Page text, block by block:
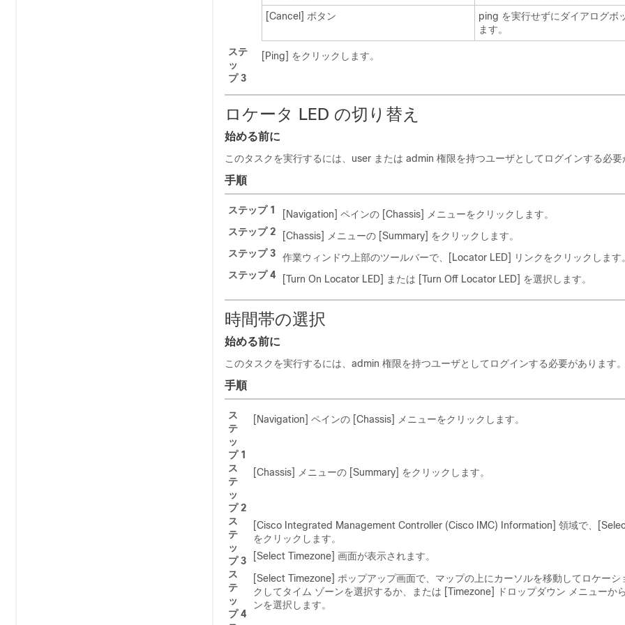
[Cancel] ボタン
ping を実行せずにダイアログボ
ます。
ステ
ッ
プ 3
[Ping] をクリックします。
ロケータ LED の切り替え
始める前に
このタスクを実行するには、user または admin 権限を持つユーザとしてログインする必要
手順
ステップ 1 [Navigation] ペインの [Chassis]
メニューをクリックします。
ステップ 2
[Chassis] メニューの [Summary] をクリックします。
ステップ 3
作業ウィンドウ上部のツールバーで、[Locator LED]
リンクをクリックします。
ステップ 4
[Turn On Locator LED] または [Turn Off Locator LED] を選択します。
時間帯の選択
始める前に
このタスクを実行するには、admin 権限を持つユーザとしてログインする必要があります。
手順
ス
テ
ッ
プ 1
[Navigation] ペインの [Chassis] メニューをクリックします。
ス
テ
ッ
プ 2
[Chassis] メニューの [Summary] をクリックします。
ス
テ
ッ
プ 3
[Cisco Integrated Management Controller (Cisco IMC) Information] 領域で、
をクリックします。
[Select Timezone] 画面が表示されます。
ス
テ
ッ
プ 4
[Select Timezone] ポップアップ画面で、マップの上にカーソルを移動してロケーシ
クしてタイム ゾーンを選択するか、または [Timezone]
ドロップダウン メニューか
ンを選択します。